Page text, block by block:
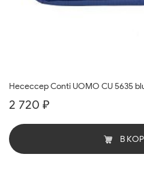
Несессер Conti UOMO CU 5635
2 720 ₽
В